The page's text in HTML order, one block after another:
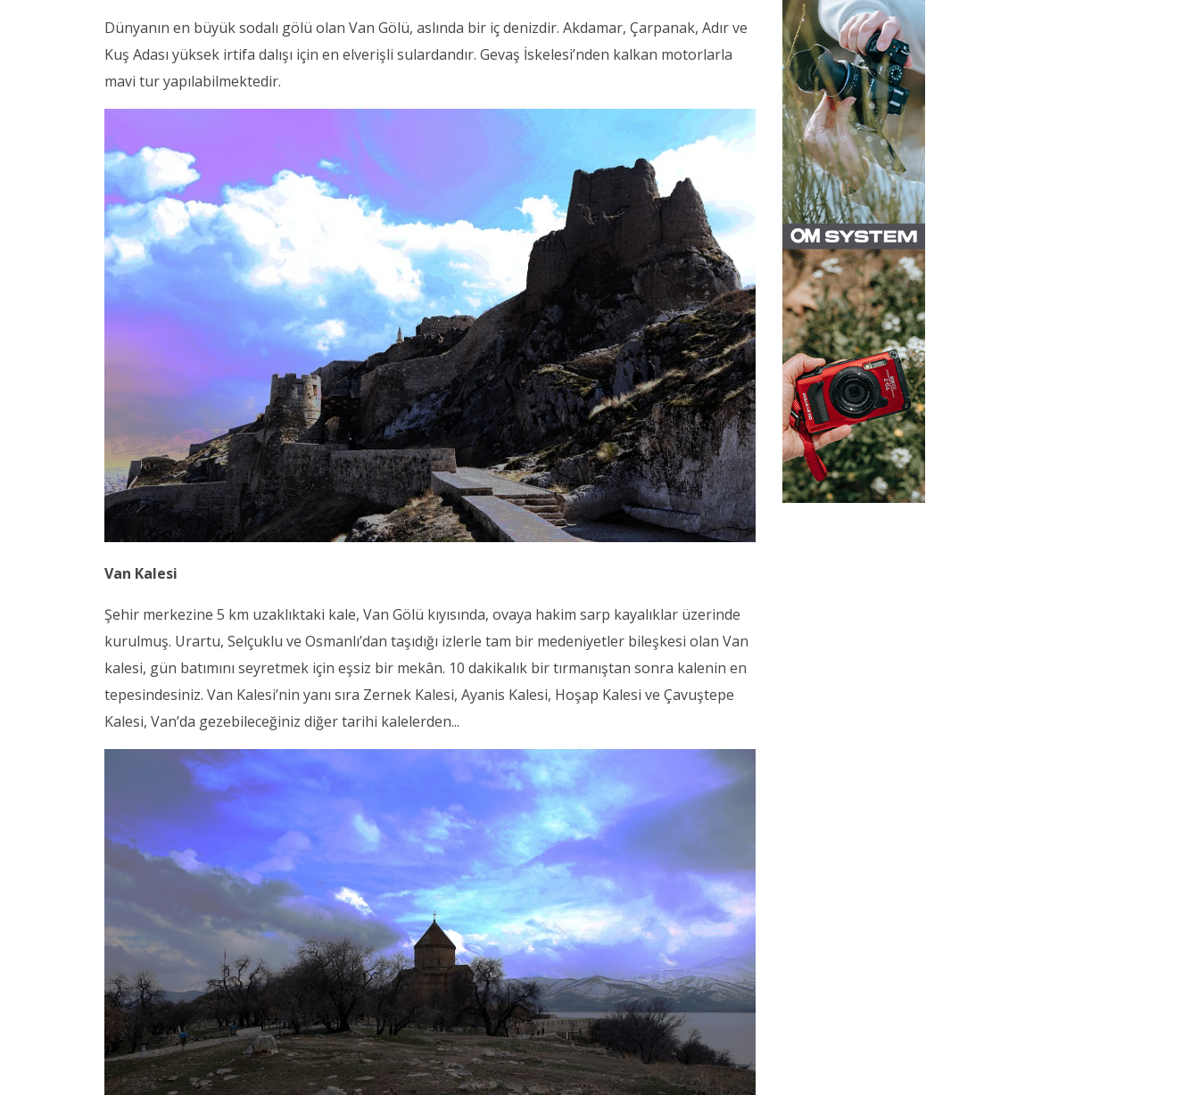
Dünyanın en büyük sodalı gölü olan Van Gölü, aslında bir iç denizdir. Akdamar, Çarpanak, Adır ve
Kuş Adası yüksek irtifa dalışı için en elverişli sulardandır. Gevaş İskelesi’nden kalkan motorlarla
mavi tur yapılabilmektedir.
Van Kalesi
Şehir merkezine 5 km uzaklıktaki kale, Van Gölü kıyısında, ovaya hakim sarp kayalıklar üzerinde
kurulmuş. Urartu, Selçuklu ve Osmanlı’dan taşıdığı izlerle tam bir medeniyetler bileşkesi olan Van
kalesi, gün batımını seyretmek için eşsiz bir mekân. 10 dakikalık bir tırmanıştan sonra kalenin en
tepesindesiniz. Van Kalesi’nin yanı sıra Zernek Kalesi, Ayanis Kalesi, Hoşap Kalesi ve Çavuştepe
Kalesi, Van’da gezebileceğiniz diğer tarihi kalelerden...